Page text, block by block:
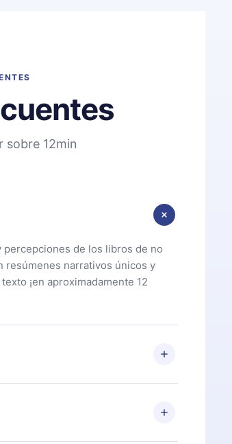
sobre 12min
percepciones de los libros de no
resúmenes narrativos únicos y
¡en aproximadamente 12
de nuestra biblioteca. Si por
simplemente contacta a